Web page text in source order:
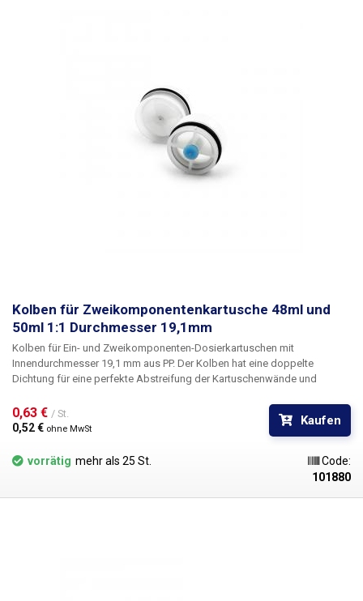
Kolben für Zweikomponentenkartusche 48ml und
50ml 1:1 Durchmesser 19,1mm
Kolben für Ein- und Zweikomponenten-Dosierkartuschen mit
Innendurchmesser 19,1 mm aus PP. Der Kolben hat eine doppelte
Dichtung für eine perfekte Abstreifung der Kartuschenwände und
Kartusche wird deren Inhalt zuverlässig luftdicht verschlossen. Das
Kolbenmaterial ist chlorid- und silikonfrei, beständig gegen Laugen und
industrielle Lösungsmittel und eignet sich für eine breite Palette von
Flüssigkeiten wie Flussmittel, Klebstoffe, Schmiermittel, Silber-
Wärmeleitpasten, Farben, Tinten, Elektrolyte, Epoxidharze, Cyanacrylate,
Aktivatoren usw.
0,63 € / St.
0,52 € ohne MwSt
Kaufen
vorrätig mehr als 25 St.
Code:
101880